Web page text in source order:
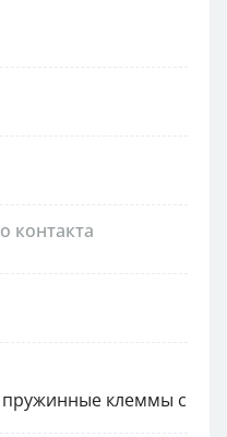
контакта
клеммы с